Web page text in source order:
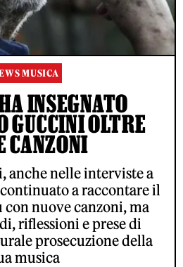
MUSICA
INSEGNATO
GUCCINI OLTRE
CANZONI
anche nelle interviste a
a raccontare il
nuove canzoni, ma
riflessioni e prese di
prosecuzione della
musica